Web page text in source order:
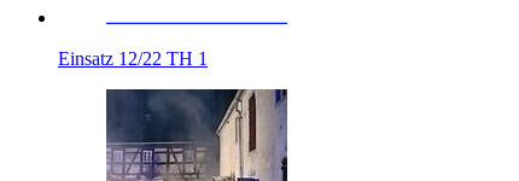
Einsatz 12/22 TH 1